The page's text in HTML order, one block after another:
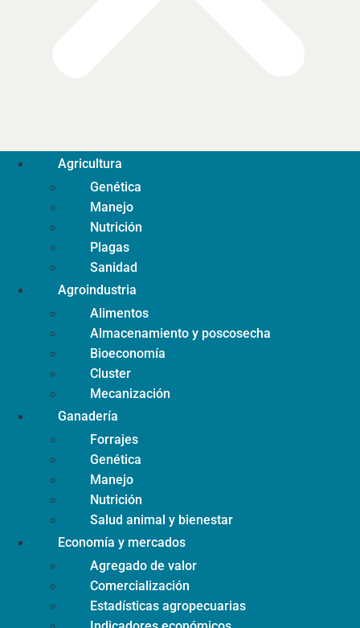
Agricultura
Genética
Manejo
Nutrición
Plagas
Sanidad
Agroindustria
Alimentos
Almacenamiento y poscosecha
Bioeconomía
Cluster
Mecanización
Ganadería
Forrajes
Genética
Manejo
Nutrición
Salud animal y bienestar
Economía y mercados
Agregado de valor
Comercialización
Estadísticas agropecuarias